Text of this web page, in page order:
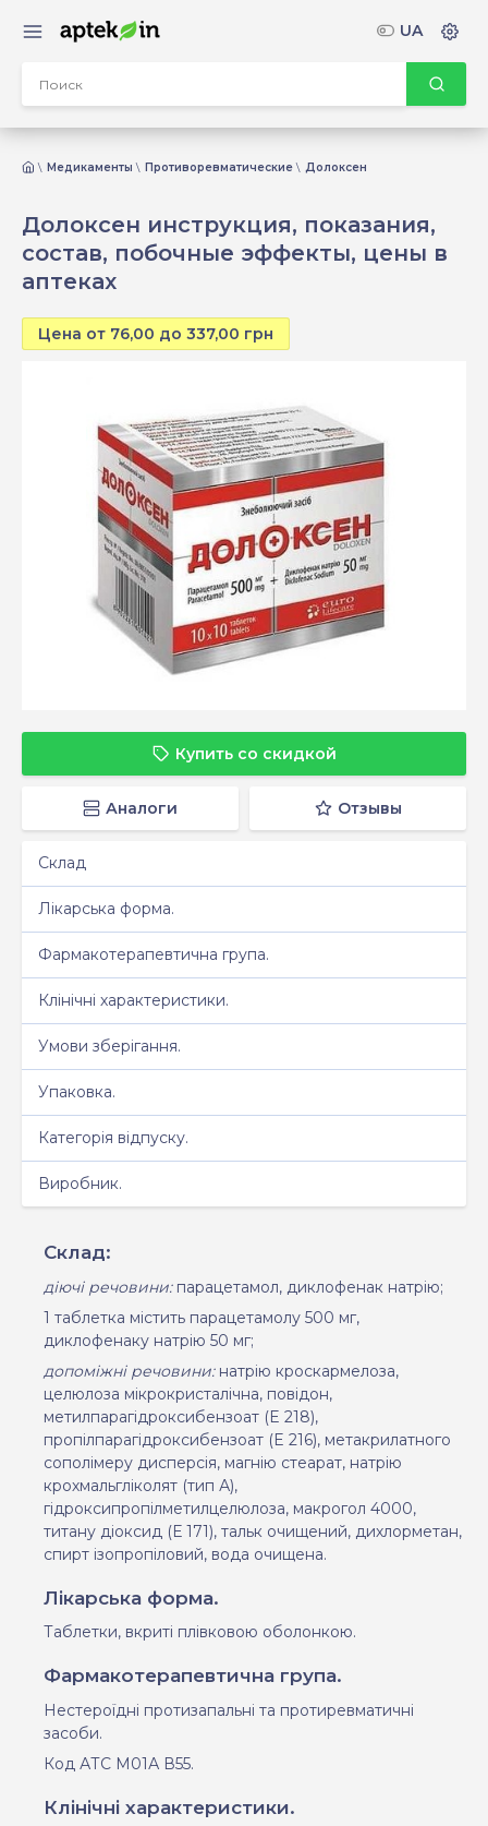
Медикаменты Противоревматические Долоксен
Долоксен инструкция, показания,
состав, побочные эффекты, цены в
аптеках
Цена от 76,00 до 337,00 грн
Купить со скидкой
Аналоги Отзывы
Склад
Лікарська форма.
Фармакотерапевтична група.
Клінічні характеристики.
Умови зберігання.
Упаковка.
Категорія відпуску.
Виробник.
Склад:
діючі речовини:парацетамол, диклофенак натрію;
1 таблетка містить парацетамолу 500 мг,
диклофенаку натрію 50 мг;
допоміжні речовини: натрію кроскармелоза,
целюлоза мікрокристалічна, повідон,
метилпарагідроксибензоат (E 218),
пропілпарагідроксибензоат (E 216), метакрилатного
сополімеру дисперсія, магнію стеарат, натрію
крохмальгліколят (тип А),
гідроксипропілметилцелюлоза, макрогол 4000,
титану діоксид (Е 171), тальк очищений, дихлорметан,
спирт ізопропіловий, вода очищена.
Лікарська форма.
Таблетки, вкриті плівковою оболонкою.
Фармакотерапевтична група.
Нестероїдні протизапальні та протиревматичні
засоби.
Код АТС М01А В55.
Клінічні характеристики.
UA